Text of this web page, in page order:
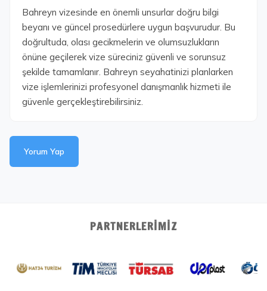
Bahreyn vizesinde en önemli unsurlar doğru bilgi
beyanı ve güncel prosedürlere uygun başvurudur. Bu
doğrultuda, olası gecikmelerin ve olumsuzlukların
önüne geçilerek vize süreciniz güvenli ve sorunsuz
şekilde tamamlanır. Bahreyn seyahatinizi planlarken
vize işlemlerinizi profesyonel danışmanlık hizmeti ile
güvenle gerçekleştirebilirsiniz.
Yorum Yap
PARTNERLERIMIZ